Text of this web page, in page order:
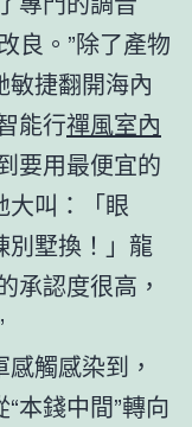
良。”除了產物
敏捷翻開海內
能行禪風室內
要用最便宜的
大叫：「眼
別墅換！」龍
承認度很高，
觸感染到，
本錢中間”轉向